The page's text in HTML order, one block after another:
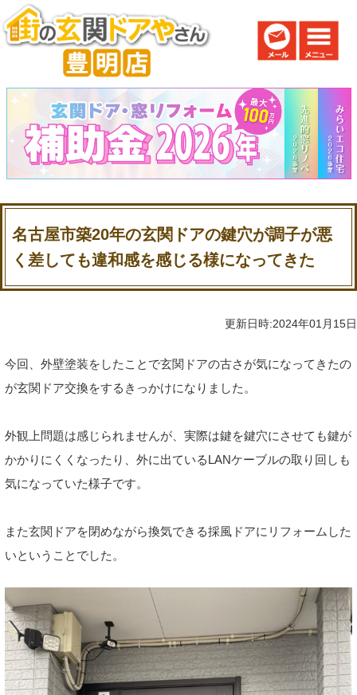
名古屋市築20年の玄関ドアの鍵穴が調子が悪
く差しても違和感を感じる様になってきた
更新日時:2024年01月15日
今回、外壁塗装をしたことで玄関ドアの古さが気になってきたの
が玄関ドア交換をするきっかけになりました。
外観上問題は感じられませんが、実際は鍵を鍵穴にさせても鍵が
かかりにくくなったり、外に出ているLANケーブルの取り回しも
気になっていた様子です。
また玄関ドアを閉めながら換気できる採風ドアにリフォームした
いということでした。